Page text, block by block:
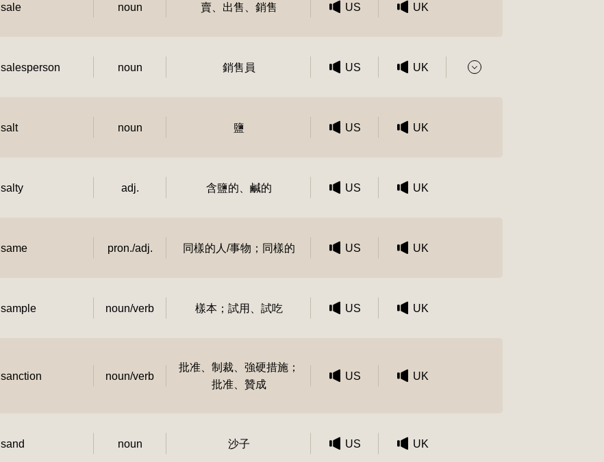
sale noun 賣、出售、銷售 US UK
salesperson noun 銷售員 US UK
salt noun 鹽 US UK
salty adj. 含鹽的、鹹的 US UK
same pron./adj. 同樣的人/事物；同樣的 US UK
sample noun/verb 樣本；試用、試吃 US UK
sanction noun/verb
批准、制裁、強硬措施；
批准、贊成
US UK
sand noun 沙子 US UK